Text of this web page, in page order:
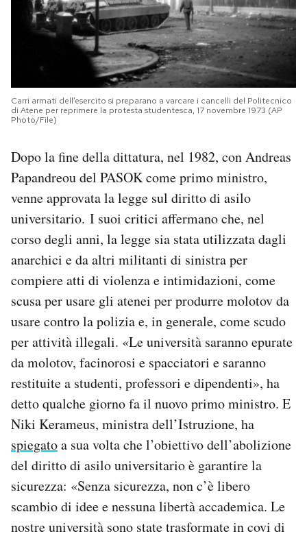
Carri armati dell’esercito si preparano a varcare i cancelli del Politecnico
di Atene per reprimere la protesta studentesca, 17 novembre 1973 (AP
Photo/File)
Dopo la fine della dittatura, nel 1982, con Andreas
Papandreou del PASOK come primo ministro,
venne approvata la legge sul diritto di asilo
universitario. I suoi critici affermano che, nel
corso degli anni, la legge sia stata utilizzata dagli
anarchici e da altri militanti di sinistra per
compiere atti di violenza e intimidazioni, come
scusa per usare gli atenei per produrre molotov da
usare contro la polizia e, in generale, come scudo
per attività illegali. «Le università saranno epurate
da molotov, facinorosi e spacciatori e saranno
restituite a studenti, professori e dipendenti», ha
detto qualche giorno fa il nuovo primo ministro. E
Niki Kerameus, ministra dell’Istruzione, ha
spiegatoa sua volta che l’obiettivo dell’abolizione
del diritto di asilo universitario è garantire la
sicurezza: «Senza sicurezza, non c’è libero
scambio di idee e nessuna libertà accademica. Le
nostre università sono state trasformate in covi di